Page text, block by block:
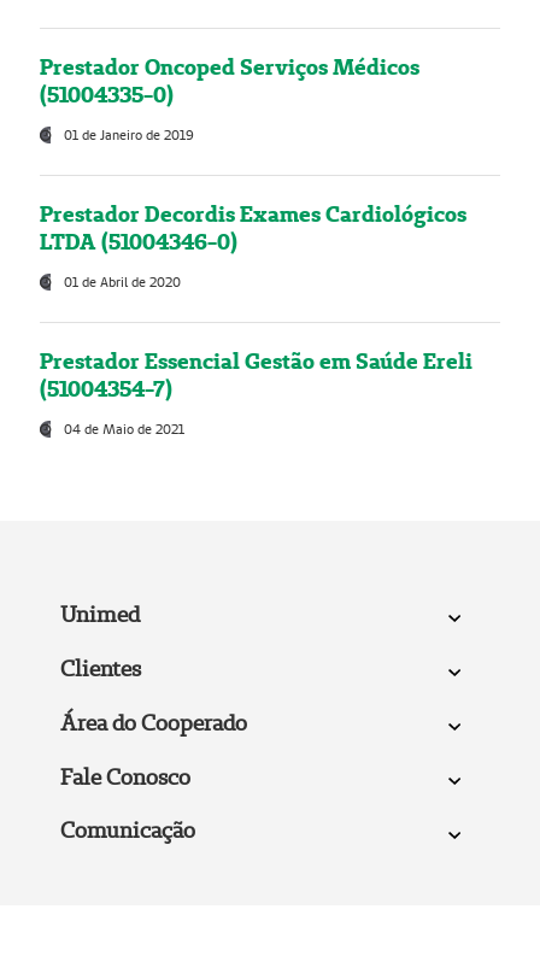
Prestador Oncoped Serviços Médicos
(51004335-0)
01 de Janeiro de 2019
Prestador Decordis Exames Cardiológicos
LTDA (51004346-0)
01 de Abril de 2020
Prestador Essencial Gestão em Saúde Ereli
(51004354-7)
04 de Maio de 2021
Unimed
Clientes
Área do Cooperado
Fale Conosco
Comunicação